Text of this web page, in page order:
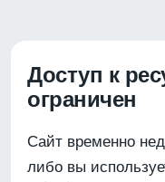
Доступ к
ограничен
Сайт временно
либо вы